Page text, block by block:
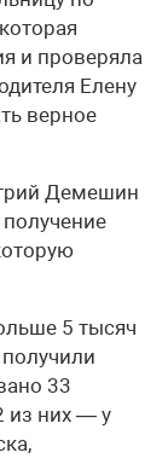
и проверяла
Елену
верное
Демешин
5 тысяч
33
из них — у